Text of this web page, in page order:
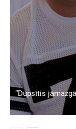
“Dupsītis